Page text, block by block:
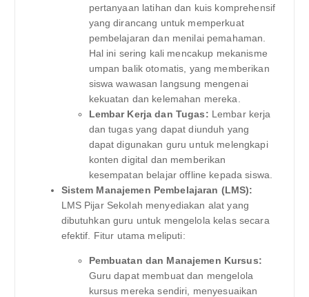
pertanyaan latihan dan kuis komprehensif
yang dirancang untuk memperkuat
pembelajaran dan menilai pemahaman.
Hal ini sering kali mencakup mekanisme
umpan balik otomatis, yang memberikan
siswa wawasan langsung mengenai
kekuatan dan kelemahan mereka.
Lembar Kerja dan Tugas: Lembar kerja
dan tugas yang dapat diunduh yang
dapat digunakan guru untuk melengkapi
konten digital dan memberikan
kesempatan belajar offline kepada siswa.
Sistem Manajemen Pembelajaran (LMS):
LMS Pijar Sekolah menyediakan alat yang
dibutuhkan guru untuk mengelola kelas secara
efektif. Fitur utama meliputi:
Pembuatan dan Manajemen Kursus:
Guru dapat membuat dan mengelola
kursus mereka sendiri, menyesuaikan